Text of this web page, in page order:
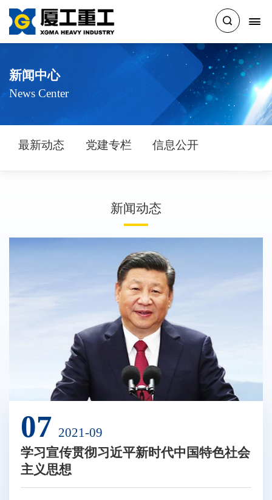
新闻中心
News Center
最新动态 党建专栏 信息公开
新闻动态
07 2021-09
学习宣传贯彻习近平新时代中国特色社会
主义思想